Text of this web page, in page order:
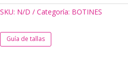
cantidad
SKU: N/D Categoría: BOTINES
Guía de tallas